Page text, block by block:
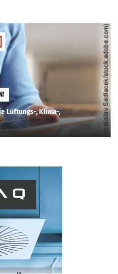
Lüftungs-, Klima-,